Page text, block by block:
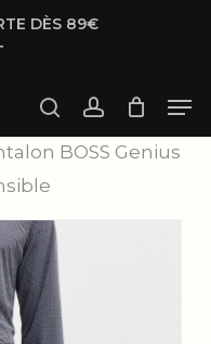
DÈS 89€
à porter
BOSS Genius